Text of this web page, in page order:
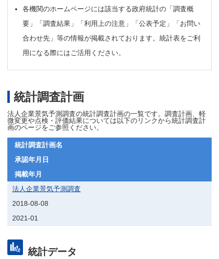
各機関のホームページには該当する政府統計の「調査概
要」「調査結果」「利用上の注意」「公表予定」「お問い
合わせ先」等の情報が掲載されております。統計表をご利
用になる際にはご活用ください。
統計調査計画
法人企業景気予測調査の統計調査計画の一覧です。調査計画、軽
微変更や点検・評価結果については以下のリンクから統計調査計
画のページをご参照ください。
統計調査計画名
承認年月日
掲載年月
法人企業景気予測調査
2018-08-08
2021-01
統計データ